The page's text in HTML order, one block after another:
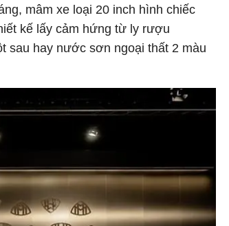
mâm xe loại 20 inch hình chiếc
kế lấy cảm hứng từ ly rượu
sau hay nước sơn ngoại thất 2 màu